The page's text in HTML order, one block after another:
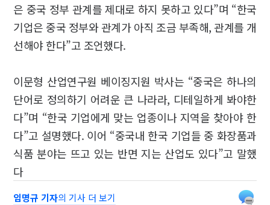
은 중국 정부 관계를 제대로 하지 못하고 있다”며 “한국
기업은 중국 정부와 관계가 아직 조금 부족해, 관계를 개
선해야 한다”고 조언했다.
이문형 산업연구원 베이징지원 박사는 “중국은 하나의
단어로 정의하기 어려운 큰 나라라, 디테일하게 봐야한
다”며 “한국 기업에게 맞는 업종이나 지역을 찾아야 한
다”고 설명했다. 이어 “중국내 한국 기업들 중 화장품과
식품 분야는 뜨고 있는 반면 지는 산업도 있다”고 말했
다
임명규 기자의 기사 더 보기